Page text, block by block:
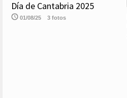
Día de Cantabria 2025
01/08/25 3 fotos